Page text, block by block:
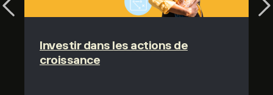
Previous
Investir dans les actions de
croissance